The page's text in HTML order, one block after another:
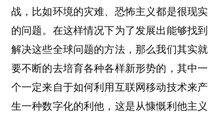
战，比如环境的灾难、恐怖主义都是很现实
的问题。在这样情况下为了发展出能够找到
解决这些全球问题的方法，那么我们其实就
要不断的去培育各种各样新形势的，其中一
个一定来自于如何利用互联网移动技术来产
生一种数字化的利他，这是从慷慨利他主义